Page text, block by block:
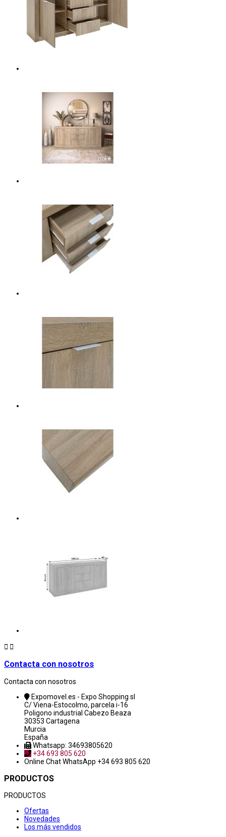
 
Contacta con nosotros
Contacta con nosotros
Expomovel.es - Expo Shopping sl
C/ Viena-Estocolmo, parcela i-16
Poligono industrial Cabezo Beaza
30353 Cartagena
Murcia
España
Whatsapp: 34693805620
+34 693 805 620
Online ChatWhatsApp +34 693 805 620
PRODUCTOS
PRODUCTOS
Ofertas
Novedades
Los más vendidos